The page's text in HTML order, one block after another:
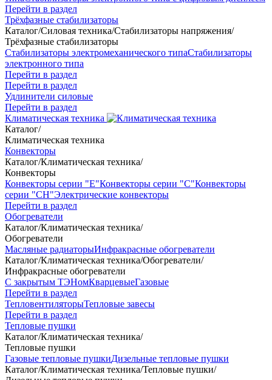
Перейти в раздел
Трёхфазные стабилизаторы
Каталог/Силовая техника/Стабилизаторы напряжения/
Трёхфазные стабилизаторы
Стабилизаторы электромеханического типаСтабилизаторы
электронного типа
Перейти в раздел
Перейти в раздел
Удлинители силовые
Перейти в раздел
Климатическая техника
Каталог/
Климатическая техника
Конвекторы
Каталог/Климатическая техника/
Конвекторы
Конвекторы серии "Е"Конвекторы серии "С"Конвекторы
серии "СН"Электрические конвекторы
Перейти в раздел
Обогреватели
Каталог/Климатическая техника/
Обогреватели
Масляные радиаторыИнфракрасные обогреватели
Каталог/Климатическая техника/Обогреватели/
Инфракрасные обогреватели
С закрытым ТЭНомКварцевыеГазовые
Перейти в раздел
ТепловентиляторыТепловые завесы
Перейти в раздел
Тепловые пушки
Каталог/Климатическая техника/
Тепловые пушки
Газовые тепловые пушкиДизельные тепловые пушки
Каталог/Климатическая техника/Тепловые пушки/